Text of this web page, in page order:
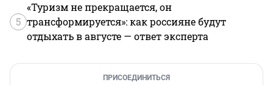
5
«Туризм не прекращается, он
трансформируется»: как россияне будут
отдыхать в августе — ответ эксперта
ПРИСОЕДИНИТЬСЯ